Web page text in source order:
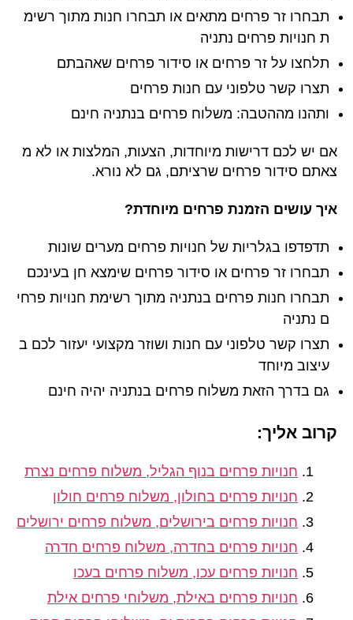
תבחרו זר פרחים מתאים או תבחרו חנות מתוך רשימ
ת חנויות פרחים נתניה
תלחצו על זר פרחים או סידור פרחים שאהבתם
תצרו קשר טלפוני עם חנות פרחים
ותהנו מההטבה: משלוח פרחים בנתניה חינם
אם יש לכם דרישות מיוחדות, הצעות, המלצות או לא מ
צאתם סידור פרחים שרציתם, גם לא נורא.
איך עושים הזמנת פרחים מיוחדת?
תדפדפו בגלריות של חנויות פרחים מערים שונות
תבחרו זר פרחים או סידור פרחים שימצא חן בעינכם
תבחרו חנות פרחים בנתניה מתוך רשימת חנויות פרחי
ם נתניה
תצרו קשר טלפוני עם חנות ושוזר מקצועי יעזור לכם ב
עיצוב מיוחד
גם בדרך הזאת משלוח פרחים בנתניה יהיה חינם
קרוב אליך:
חנויות פרחים בנוף הגליל, משלוח פרחים נצרת
חנויות פרחים בחולון, משלוח פרחים חולון
חנויות פרחים בירושלים, משלוח פרחים ירושלים
חנויות פרחים בחדרה, משלוח פרחים חדרה
חנויות פרחים עכו, משלוח פרחים בעכו
חנויות פרחים באילת, משלוחי פרחים אילת